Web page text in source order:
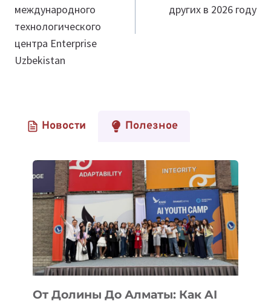
международного
технологического
центра Enterprise
Uzbekistan
других в 2026 году
Новости Полезное
От Долины До Алматы: Как AI